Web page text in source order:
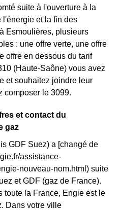
suite à l'ouverture à la
l'énergie et la fin des
Esmoulières, plusieurs
: une offre verte, une offre
offre en dessous du tarif
(Haute-Saône) vous avez
et souhaitez joindre leur
composer le 3099.
et contact du
gaz
GDF Suez) a [changé de
assistance-
nouveau-nom.html) suite
et GDF (gaz de France).
toute la France, Engie est le
Dans votre ville